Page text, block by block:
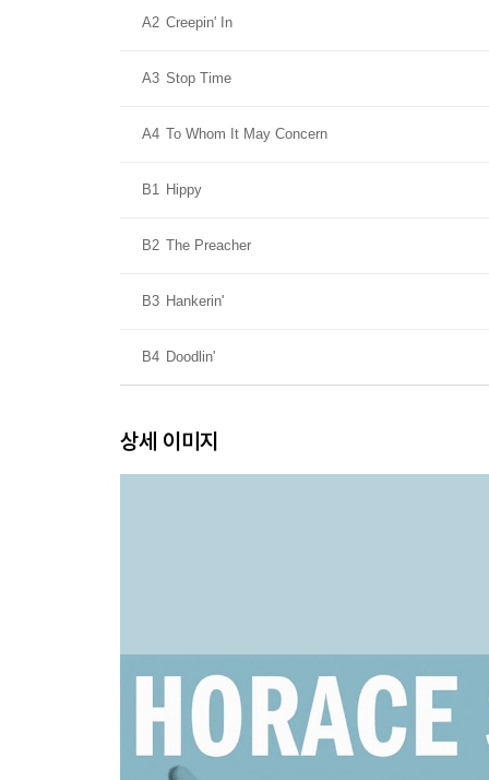
A2 Creepin' In
A3 Stop Time
A4 To Whom It May Concern
B1 Hippy
B2 The Preacher
B3 Hankerin'
B4 Doodlin'
상세 이미지